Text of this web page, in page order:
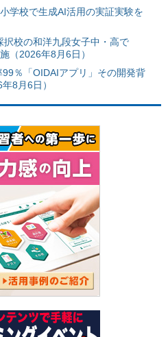
学校で生成AI活用の実証実験を
校の和洋九段女子中・高で
（2026年8月6日）
％「OIDAIアプリ」その開発背
8月6日）